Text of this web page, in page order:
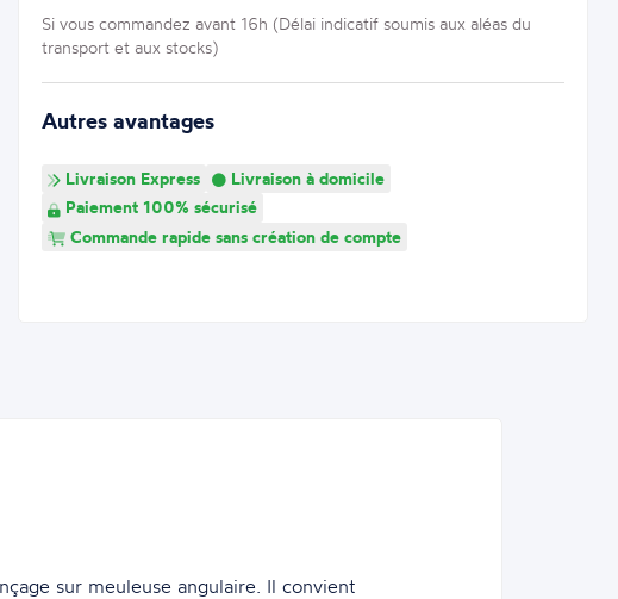
Si vous commandez avant 16h (Délai indicatif soumis aux aléas du
transport et aux stocks)
Autres avantages
Livraison Express
Livraison à domicile
Paiement 100% sécurisé
Commande rapide sans création de compte
sur meuleuse angulaire. Il convient